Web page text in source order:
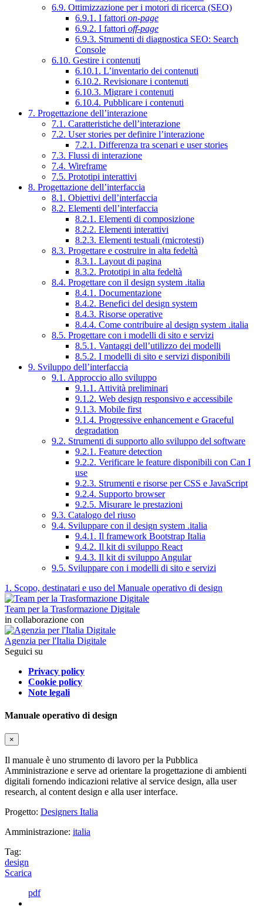
6.9. Ottimizzazione per i motori di ricerca (SEO)
6.9.1. I fattori on-page
6.9.2. I fattori off-page
6.9.3. Strumenti di diagnostica SEO: Search
Console
6.10. Gestire i contenuti
6.10.1. L’inventario dei contenuti
6.10.2. Revisionare i contenuti
6.10.3. Migrare i contenuti
6.10.4. Pubblicare i contenuti
7. Progettazione dell’interazione
7.1. Caratteristiche dell’interazione
7.2. User stories per definire l’interazione
7.2.1. Differenza tra scenari e user stories
7.3. Flussi di interazione
7.4. Wireframe
7.5. Prototipi interattivi
8. Progettazione dell’interfaccia
8.1. Obiettivi dell’interfaccia
8.2. Elementi dell’interfaccia
8.2.1. Elementi di composizione
8.2.2. Elementi interattivi
8.2.3. Elementi testuali (microtesti)
8.3. Progettare e costruire in alta fedeltà
8.3.1. Layout di pagina
8.3.2. Prototipi in alta fedeltà
8.4. Progettare con il design system .italia
8.4.1. Documentazione
8.4.2. Benefici del design system
8.4.3. Risorse operative
8.4.4. Come contribuire al design system .italia
8.5. Progettare con i modelli di sito e servizi
8.5.1. Vantaggi dell’utilizzo dei modelli
8.5.2. I modelli di sito e servizi disponibili
9. Sviluppo dell’interfaccia
9.1. Approccio allo sviluppo
9.1.1. Attività preliminari
9.1.2. Web design responsivo e accessibile
9.1.3. Mobile first
9.1.4. Progressive enhancement e Graceful
degradation
9.2. Strumenti di supporto allo sviluppo del software
9.2.1. Feature detection
9.2.2. Verificare le feature disponibili con Can I
use
9.2.3. Strumenti e risorse per CSS e JavaScript
9.2.4. Supporto browser
9.2.5. Misurare le prestazioni
9.3. Catalogo del riuso
9.4. Sviluppare con il design system .italia
9.4.1. Il framework Bootstrap Italia
9.4.2. Il kit di sviluppo React
9.4.3. Il kit di sviluppo Angular
9.5. Sviluppare con i modelli di sito e servizi
1. Scopo, destinatari e uso del Manuale operativo di design
Team per la Trasformazione Digitale
in collaborazione con
Agenzia per l'Italia Digitale
Seguici su
Privacy policy
Cookie policy
Note legali
Manuale operativo di design
×
Il manuale è uno strumento di lavoro per la Pubblica
Amministrazione e serve ad orientare la progettazione di ambienti
digitali fornendo indicazioni relative al service design, alla user
research, al content design e alla user interface.
Progetto: Designers Italia
Amministrazione: italia
Tag:
design
Scarica
pdf